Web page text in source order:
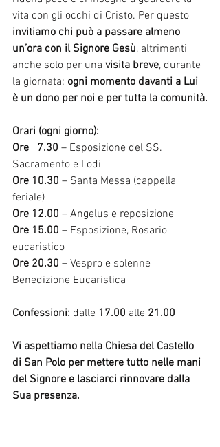
vita con gli occhi di Cristo. Per questo
invitiamo chi può a passare almeno
un’ora con il Signore Gesù, altrimenti
anche solo per una visita breve, durante
la giornata: ogni momento davanti a Lui
è un dono per noi e per tutta la comunità.
Orari (ogni giorno):
Ore   7.30 – Esposizione del SS.
Sacramento e Lodi
Ore 10.30 – Santa Messa (cappella
feriale)
Ore 12.00 – Angelus e reposizione
Ore 15.00 – Esposizione, Rosario
eucaristico
Ore 20.30 – Vespro e solenne
Benedizione Eucaristica
Confessioni: dalle 17.00 alle 21.00
Vi aspettiamo nella Chiesa del Castello
di San Polo per mettere tutto nelle mani
del Signore e lasciarci rinnovare dalla
Sua presenza.